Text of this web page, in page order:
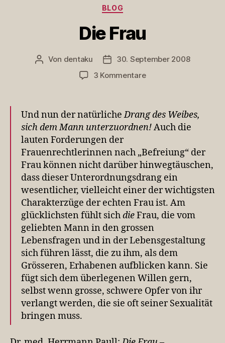
Kategorien
BLOG
Die Frau
Beitragsautor
Von dentaku Veröffentlichungsdatum
30. September 2008
3 Kommentarezu
Und nun der natürlicheDrang des Weibes,
sich dem Mann unterzuordnen!Auch die
lauten Forderungen der
Frauenrechtlerinnen nach „Befreiung“ der
Frau können nicht darüber hinwegtäuschen,
dass dieser Unterordnungsdrang ein
wesentlicher, vielleicht einer der wichtigsten
Charakterzüge der echten Frau ist. Am
glücklichsten fühlt sichdieFrau, die vom
geliebten Mann in den grossen
Lebensfragen und in der Lebensgestaltung
sich führen lässt, die zu ihm, als dem
Grösseren, Erhabenen aufblicken kann. Sie
fügt sich dem überlegenen Willen gern,
selbst wenn grosse, schwere Opfer von ihr
verlangt werden, die sie oft seiner Sexualität
bringen muss.